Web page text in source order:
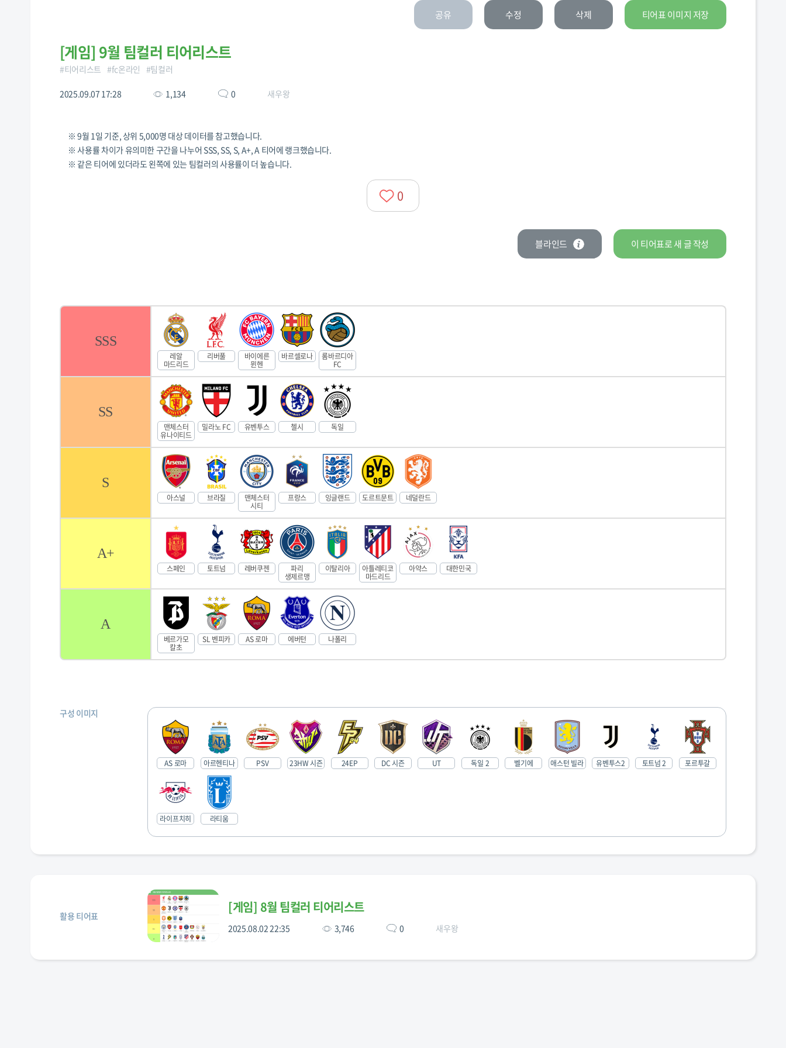
공유 수정 삭제 티어표 이미지 저장
[게임] 9월 팀컬러 티어리스트
#티어리스트 #fc온라인 #팀컬러
2025.09.07 17:28 1,134 0 새우왕
※ 9월 1일 기준, 상위 5,000명 대상 데이터를 참고했습니다.
※ 사용률 차이가 유의미한 구간을 나누어 SSS, SS, S, A+, A 티어에 랭크했습니다.
※ 같은 티어에 있더라도 왼쪽에 있는 팀컬러의 사용률이 더 높습니다.
0
블라인드 이 티어표로새 글작성
SSS
레알
마드리드
리버풀 바이에른
뮌헨
바르셀로나 롬바르디아
FC
SS
맨체스터
유나이티드
밀라노 FC 유벤투스 첼시 독일
S
아스널 브라질 맨체스터
시티
프랑스 잉글랜드 도르트문트 네덜란드
A+
스페인 토트넘 레버쿠젠 파리
생제르맹
이탈리아 아틀레티코
마드리드
아약스 대한민국
A
베르가모
칼초
SL 벤피카 AS 로마 에버턴 나폴리
구성 이미지
AS 로마 아르헨티나 PSV 23HW 시즌 24EP DC 시즌 UT 독일 2 벨기에 애스턴 빌라 유벤투스2 토트넘 2 포르투갈
라이프치히 라티움
활용 티어표
[게임] 8월 팀컬러 티어리스트
2025.08.02 22:35 3,746 0 새우왕